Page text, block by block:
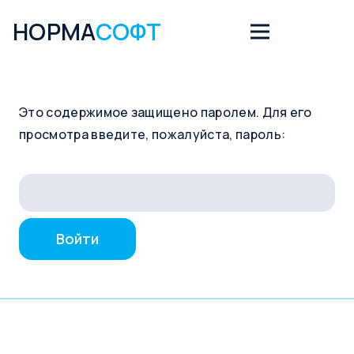
НОРМАСОФТ
Это содержимое защищено паролем. Для его
просмотра введите, пожалуйста, пароль: